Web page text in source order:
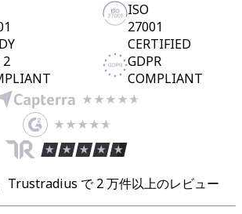
ISO
27001
CERTIFIED
2
GDPR
COMPLIANT
Trustradius で 2 万件以上のレビュー